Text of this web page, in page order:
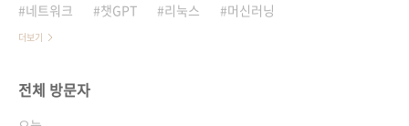
네트워크
챗GPT 리눅스 머신러닝
더보기
전체 방문자